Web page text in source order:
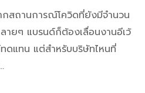
สถานการณ์โควิดที่ยังมีจำนวน
ายๆ แบรนด์ก็ต้องเลื่อนงานอีเว้
ดแทน แต่สำหรับบริษัทไหนที่